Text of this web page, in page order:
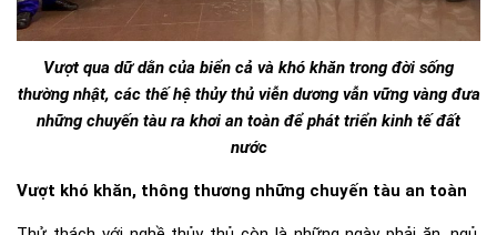
Vượt qua dữ dằn của biển cả và khó khăn trong đời sống
thường nhật, các thế hệ thủy thủ viễn dương vẫn vững vàng đưa
những chuyến tàu ra khơi an toàn để phát triển kinh tế đất
nước
Vượt khó khăn, thông thương những chuyến tàu an toàn